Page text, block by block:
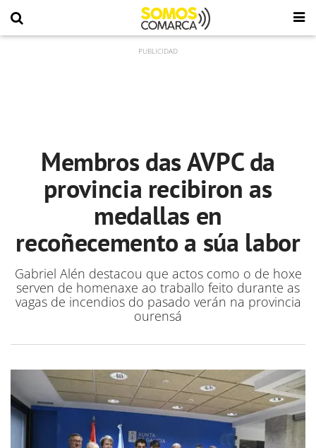
Membros das AVPC da
provincia recibiron as
medallas en
recoñecemento a súa labor
Gabriel Alén destacou que actos como o de hoxe
serven de homenaxe ao traballo feito durante as
vagas de incendios do pasado verán na provincia
ourensá